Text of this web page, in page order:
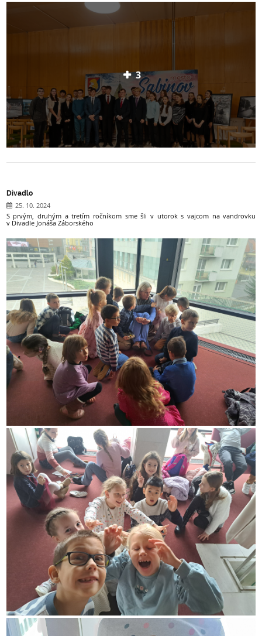
3
Divadlo
25. 10. 2024
S prvým, druhým a tretím ročníkom sme šli v utorok s vajcom na vandrovku
v Divadle Jonáša Záborského